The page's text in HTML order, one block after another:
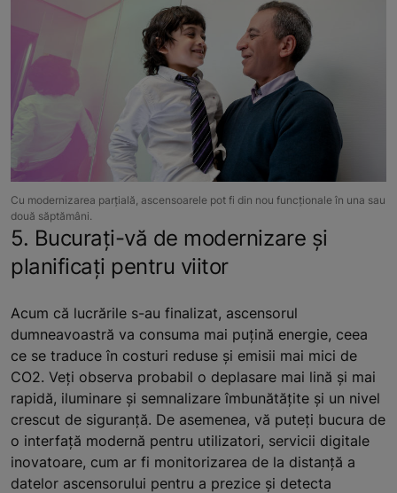
Cu modernizarea parțială, ascensoarele pot fi din nou funcționale în una sau
două săptămâni.
5. Bucurați-vă de modernizare și
planificați pentru viitor
Acum că lucrările s-au finalizat, ascensorul
dumneavoastră va consuma mai puțină energie, ceea
ce se traduce în costuri reduse și emisii mai mici de
CO2. Veți observa probabil o deplasare mai lină și mai
rapidă, iluminare și semnalizare îmbunătățite și un nivel
crescut de siguranță. De asemenea, vă puteți bucura de
o interfață modernă pentru utilizatori, servicii digitale
inovatoare, cum ar fi monitorizarea de la distanță a
datelor ascensorului pentru a prezice și detecta